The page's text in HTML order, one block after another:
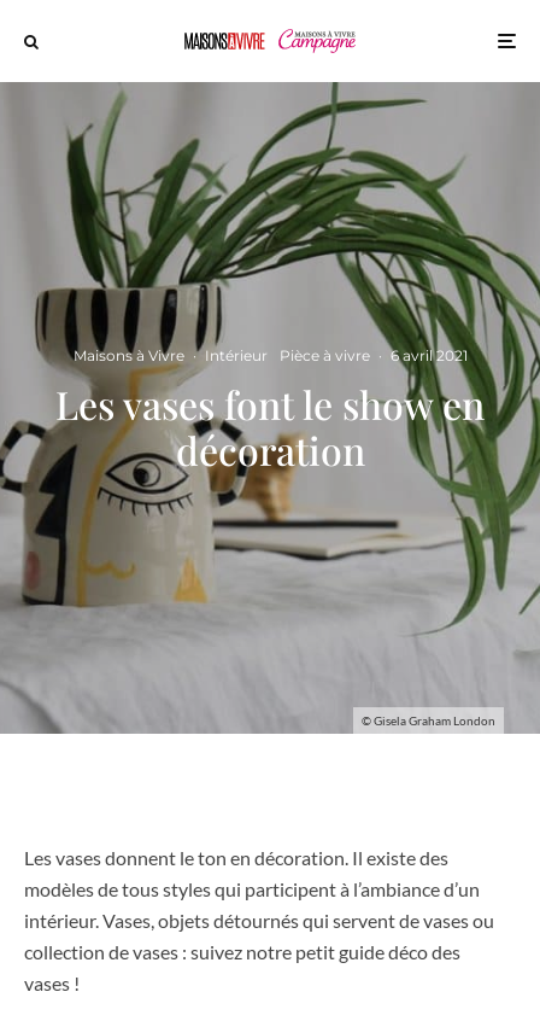
© Gisela Graham London
Maisons à Vivre · Intérieur Pièce à vivre · 6 avril 2021
Les vases font le show en
décoration
Les vases donnent le ton en décoration. Il existe des
modèles de tous styles qui participent à l’ambiance d’un
intérieur. Vases, objets détournés qui servent de vases ou
collection de vases : suivez notre petit guide déco des
vases !